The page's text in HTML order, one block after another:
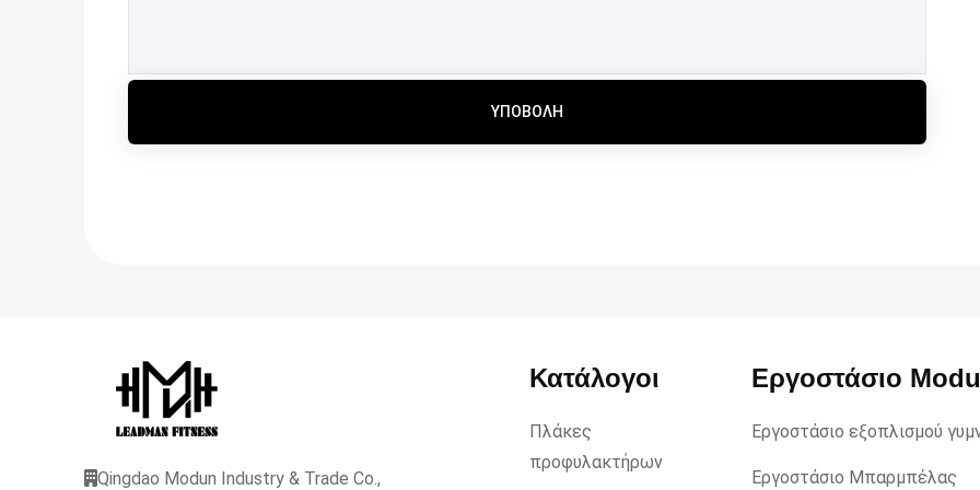
ΥΠΟΒΟΛΉ
Qingdao Modun Industry & Trade Co.,
Κατάλογοι
Πλάκες
προφυλακτήρων
Εργοστάσιο
Εργοστάσιο εξοπλισμού
Εργοστάσιο Μπαρμπέλας